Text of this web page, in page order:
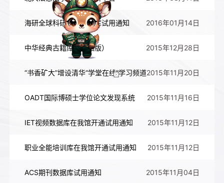
海研全球科研项目数据库试用通知 2016年01月14日
中华经典古籍库（网络版） 2015年12月28日
“书香矿大”增设清华“学堂在线”学习频道2015年11月20日
OADT国际博硕士学位论文发现系统 2015年11月16日
IET视频数据库在我馆开通试用通知 2015年11月12日
职业全能培训库在我馆开通试用通知 2015年11月12日
ACS期刊数据库试用通知 2015年11月04日